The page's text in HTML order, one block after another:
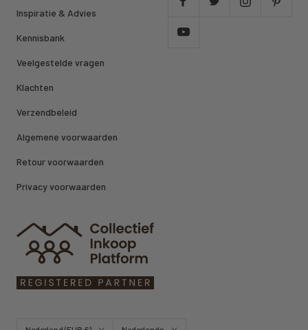
Inspiratie & Advies
Kennisbank
Veelgestelde vragen
Klachten
Verzendbeleid
Algemene voorwaarden
Retour voorwaarden
Privacy voorwaarden
Land/regio Taal